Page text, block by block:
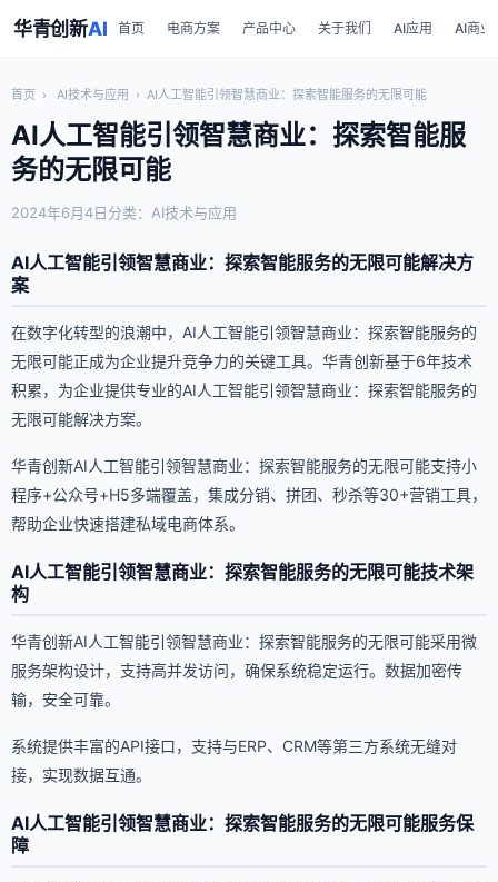
华青创新AI 首页 电商方案 产品中心 关于我们 AI应用 AI商业
首页 › AI技术与应用 › AI人工智能引领智慧商业：探索智能服务的无限可能
AI人工智能引领智慧商业：探索智能服
务的无限可能
2024年6月4日分类：AI技术与应用
AI人工智能引领智慧商业：探索智能服务的无限可能解决方
案
在数字化转型的浪潮中，AI人工智能引领智慧商业：探索智能服务的
无限可能正成为企业提升竞争力的关键工具。华青创新基于6年技术
积累，为企业提供专业的AI人工智能引领智慧商业：探索智能服务的
无限可能解决方案。
华青创新AI人工智能引领智慧商业：探索智能服务的无限可能支持小
程序+公众号+H5多端覆盖，集成分销、拼团、秒杀等30+营销工具，
帮助企业快速搭建私域电商体系。
AI人工智能引领智慧商业：探索智能服务的无限可能技术架
构
华青创新AI人工智能引领智慧商业：探索智能服务的无限可能采用微
服务架构设计，支持高并发访问，确保系统稳定运行。数据加密传
输，安全可靠。
系统提供丰富的API接口，支持与ERP、CRM等第三方系统无缝对
接，实现数据互通。
AI人工智能引领智慧商业：探索智能服务的无限可能服务保
障